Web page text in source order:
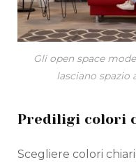
Gli open space
lasciano spazio
Prediligi colori
Scegliere colori